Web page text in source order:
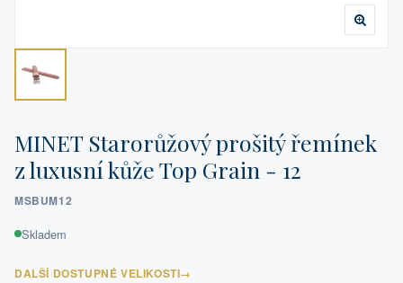
MINET Starorůžový prošitý řemínek
z luxusní kůže Top Grain - 12
MSBUM12
Skladem
DALŠÍ DOSTUPNÉ VELIKOSTI→